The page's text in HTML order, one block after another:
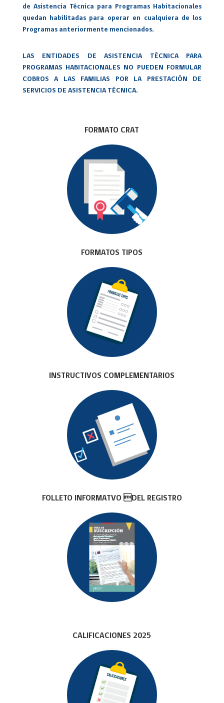
de Asistencia Técnica para Programas Habitacionales
quedan habilitadas para operar en cualquiera de los
Programas anteriormente mencionados.
LAS ENTIDADES DE ASISTENCIA TÉCNICA PARA
PROGRAMAS HABITACIONALES NO PUEDEN FORMULAR
COBROS A LAS FAMILIAS POR LA PRESTACIÓN DE
SERVICIOS DE ASISTENCIA TÉCNICA.
FORMATO CRAT
FORMATOS TIPOS
INSTRUCTIVOS COMPLEMENTARIOS
FOLLETO INFORMATVO DEL REGISTRO
CALIFICACIONES 2025